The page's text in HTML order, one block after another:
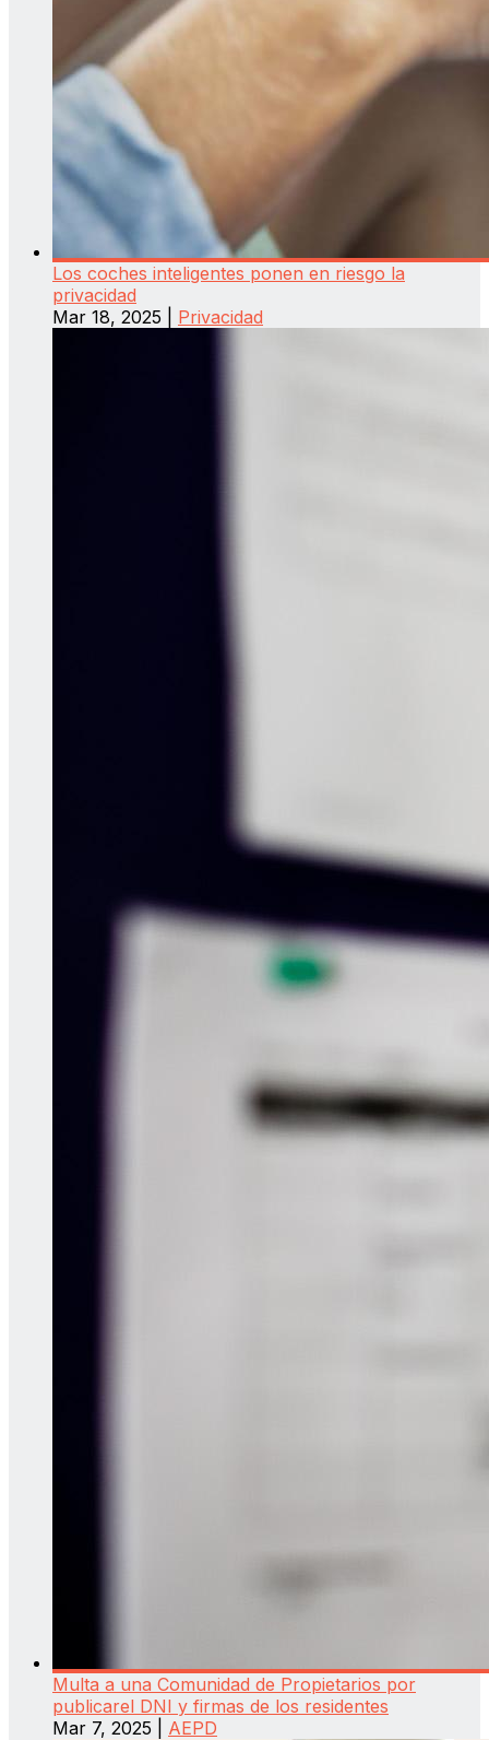
Los coches inteligentes ponen en riesgo la
privacidad
Mar 18, 2025
Privacidad
Multa a una Comunidad de Propietarios por
publicarel DNI y firmas de los residentes
Mar 7, 2025
AEPD